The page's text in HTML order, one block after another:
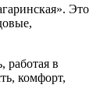
Это
работая в
комфорт,